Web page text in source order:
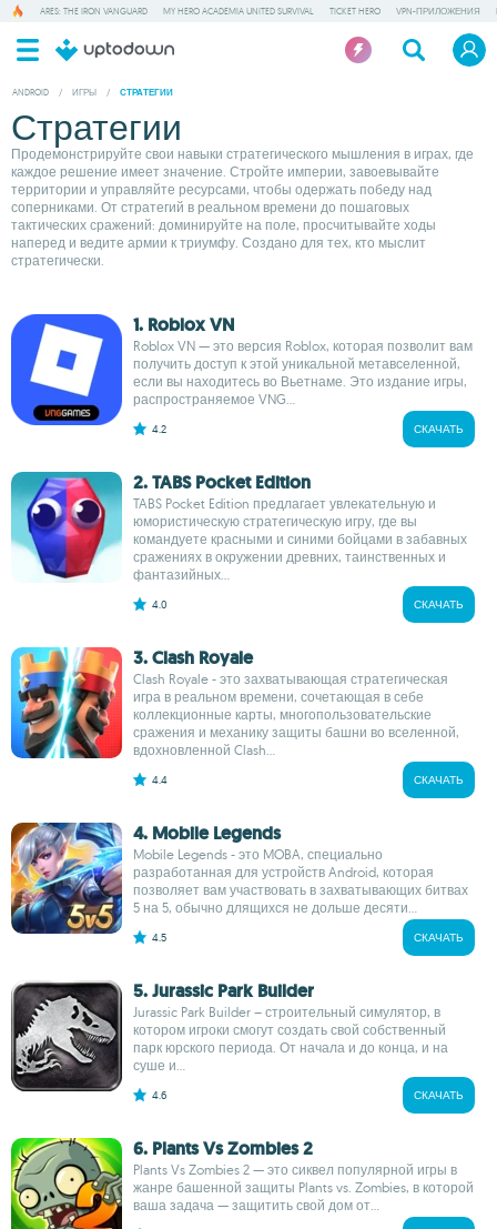
ARES: THE IRON VANGUARD MY HERO ACADEMIA UNITED SURVIVAL TICKET HERO VPN-ПРИЛОЖЕНИЯ
ANDROID / ИГРЫ / СТРАТЕГИИ
Стратегии
Продемонстрируйте свои навыки стратегического мышления в играх, где
каждое решение имеет значение. Стройте империи, завоевывайте
территории и управляйте ресурсами, чтобы одержать победу над
соперниками. От стратегий в реальном времени до пошаговых
тактических сражений: доминируйте на поле, просчитывайте ходы
наперед и ведите армии к триумфу. Создано для тех, кто мыслит
стратегически.
1. Roblox VN
Roblox VN — это версия Roblox, которая позволит вам
получить доступ к этой уникальной метавселенной,
если вы находитесь во Вьетнаме. Это издание игры,
распространяемое VNG...
4.2 СКАЧАТЬ
2. TABS Pocket Edition
TABS Pocket Edition предлагает увлекательную и
юмористическую стратегическую игру, где вы
командуете красными и синими бойцами в забавных
сражениях в окружении древних, таинственных и
фантазийных...
4.0 СКАЧАТЬ
3. Clash Royale
Clash Royale - это захватывающая стратегическая
игра в реальном времени, сочетающая в себе
коллекционные карты, многопользовательские
сражения и механику защиты башни во вселенной,
вдохновленной Clash...
4.4 СКАЧАТЬ
4. Mobile Legends
Mobile Legends - это MOBA, специально
разработанная для устройств Android, которая
позволяет вам участвовать в захватывающих битвах
5 на 5, обычно длящихся не дольше десяти...
4.5 СКАЧАТЬ
5. Jurassic Park Builder
Jurassic Park Builder – строительный симулятор, в
котором игроки смогут создать свой собственный
парк юрского периода. От начала и до конца, и на
суше и...
4.6 СКАЧАТЬ
6. Plants Vs Zombies 2
Plants Vs Zombies 2 — это сиквел популярной игры в
жанре башенной защиты Plants vs. Zombies, в которой
ваша задача — защитить свой дом от...